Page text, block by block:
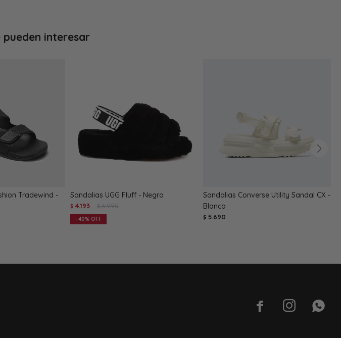
interesar
Tradewind -
Sandalias UGG Fluff - Negro
$ 4.193 $ 6.990
40
Sandalias Converse Utility Sandal CX -
Blanco
$ 5.690
  